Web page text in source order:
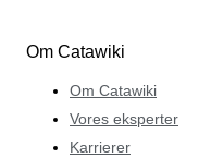
Om Catawiki
Om Catawiki
Vores eksperter
Karrierer